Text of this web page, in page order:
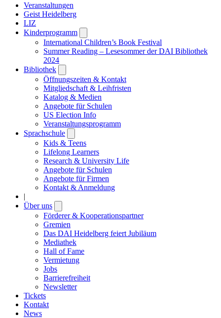
Veranstaltungen
Geist Heidelberg
LIZ
Kinderprogramm
submenu
International Children’s Book Festival
Summer Reading – Lesesommer der DAI Bibliothek
2024
Bibliothek
submenu
Öffnungszeiten & Kontakt
Mitgliedschaft & Leihfristen
Katalog & Medien
Angebote für Schulen
US Election Info
Veranstaltungsprogramm
Sprachschule
submenu
Kids & Teens
Lifelong Learners
Research & University Life
Angebote für Schulen
Angebote für Firmen
Kontakt & Anmeldung
|
Über uns
submenu
Förderer & Kooperationspartner
Gremien
Das DAI Heidelberg feiert Jubiläum
Mediathek
Hall of Fame
Vermietung
Jobs
Barrierefreiheit
Newsletter
Tickets
Kontakt
News